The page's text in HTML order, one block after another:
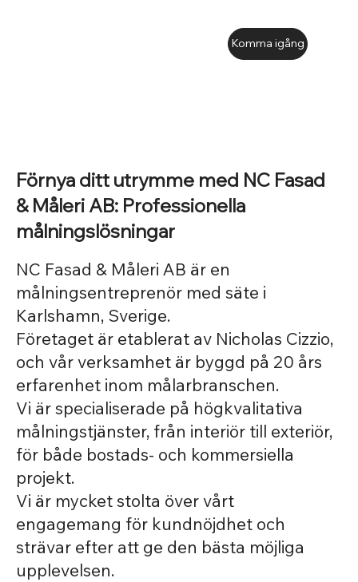
Komma igång
NC Fasad & Måleri AB är en
målningsentreprenör med säte i
Karlshamn, Sverige.
Företaget är etablerat av Nicholas Cizzio,
och vår verksamhet är byggd på 20 års
erfarenhet inom målarbranschen.
Vi är specialiserade på högkvalitativa
målningstjänster, från interiör till exteriör,
för både bostads- och kommersiella
projekt.
Vi är mycket stolta över vårt
engagemang för kundnöjdhet och
strävar efter att ge den bästa möjliga
upplevelsen.
Förnya ditt utrymme med NC Fasad
& Måleri AB: Professionella
målningslösningar